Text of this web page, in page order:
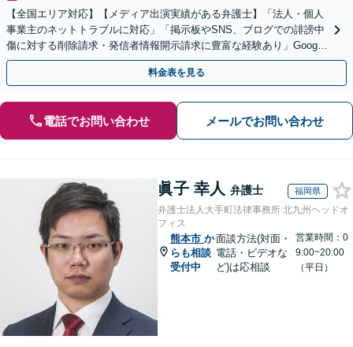
【全国エリア対応】【メディア出演実績がある弁護士】「法人・個人
事業主のネットトラブルに対応」「掲示板やSNS、ブログでの誹謗中
傷に対する削除請求・発信者情報開示請求に豊富な経験あり」Google
口コミの削除請求・賠償請求のご相談はお任せ
料金表を見る
電話でお問い合わせ メールでお問い合わせ
眞子 幸人 弁護士 福岡県
弁護士法人大手町法律事務所 北九州ヘッドオ
フィス
熊本市 か
らも相談
受付中
面談方法(対面・
電話・ビデオな
ど)は応相談
営業時間：0
9:00~20:00
（平日）